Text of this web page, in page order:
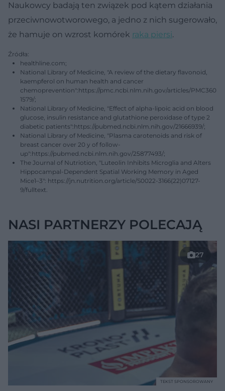
Naukowcy badają ten związek pod kątem działania
przeciwnowotworowego, a jedno z nich sugerowało,
że hamuje on wzrost komórek raka piersi.
Źródła:
healthline.com;
National Library of Medicine, "A review of the dietary flavonoid,
kaempferol on human health and cancer
chemoprevention":https://pmc.ncbi.nlm.nih.gov/articles/PMC360
1579/;
National Library of Medicine, "Effect of alpha-lipoic acid on blood
glucose, insulin resistance and glutathione peroxidase of type 2
diabetic patients":https://pubmed.ncbi.nlm.nih.gov/21666939/;
National Library of Medicine, "Plasma carotenoids and risk of
breast cancer over 20 y of follow-
up":https://pubmed.ncbi.nlm.nih.gov/25877493/;
The Journal of Nutriotion, "Luteolin Inhibits Microglia and Alters
Hippocampal-Dependent Spatial Working Memory in Aged
Mice1–3": https://jn.nutrition.org/article/S0022-3166(22)07127-
9/fulltext.
NASI PARTNERZY POLECAJĄ
27
TEKST SPONSOROWANY